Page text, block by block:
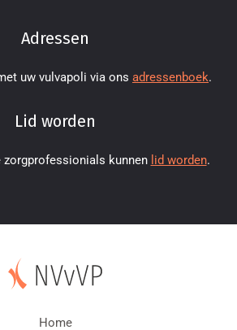
Adressen
uw vulvapoli via ons adressenboek.
Lid worden
zorgprofessionials kunnen lid worden.
Home